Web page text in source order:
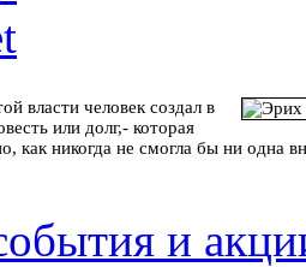
власти человек создал в
или долг,- которая
как никогда не смогла бы ни одна
и